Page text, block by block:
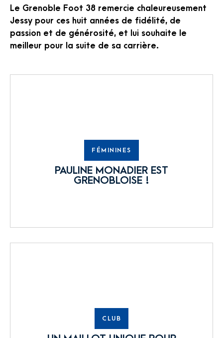
Le Grenoble Foot 38 remercie chaleureusement
Jessy pour ces huit années de fidélité, de
passion et de générosité, et lui souhaite le
meilleur pour la suite de sa carrière.
FÉMININES
PAULINE MONADIER EST
GRENOBLOISE !
CLUB